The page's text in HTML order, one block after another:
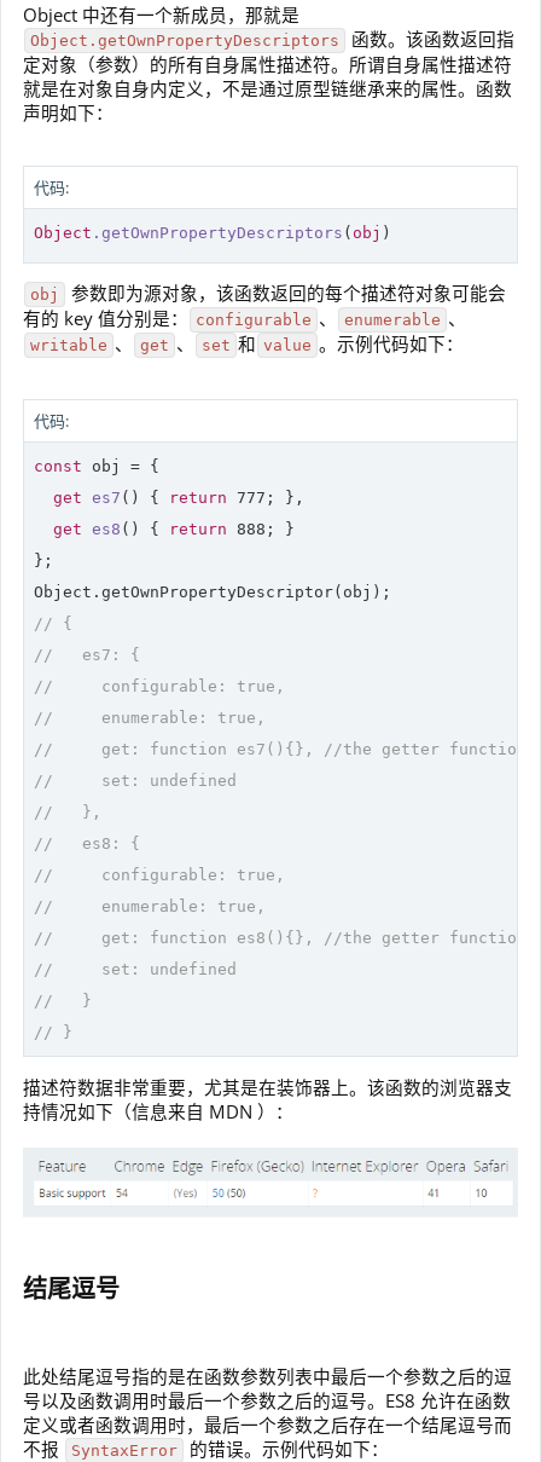
Object 中还有一个新成员，那就是
Object.getOwnPropertyDescriptors
函数。该函数返回指
定对象（参数）的所有自身属性描述符。所谓自身属性描述符
就是在对象自身内定义，不是通过原型链继承来的属性。函数
声明如下：
代码:
Object .getOwnPropertyDescriptors ( obj )
obj
参数即为源对象，该函数返回的每个描述符对象可能会
有的 key 值分别是：
configurable 、 enumerable 、
writable 、 get 、 set 和 value 。示例代码如下：
代码:
const obj = {
get es7 ( ) { return 777 ; },
get es8 ( ) { return 888 ; }
};
// {
//   es7: {
//     configurable: true,
//     enumerable: true,
//     get: function es7(){}, //the getter function
//     set: undefined
//   },
//   es8: {
//     configurable: true,
//     enumerable: true,
//     get: function es8(){}, //the getter function
//     set: undefined
//   }
// }
描述符数据非常重要，尤其是在装饰器上。该函数的浏览器支
持情况如下（信息来自 MDN ）：
结尾逗号
此处结尾逗号指的是在函数参数列表中最后一个参数之后的逗
号以及函数调用时最后一个参数之后的逗号。ES8 允许在函数
定义或者函数调用时，最后一个参数之后存在一个结尾逗号而
不报
SyntaxError 的错误。示例代码如下：